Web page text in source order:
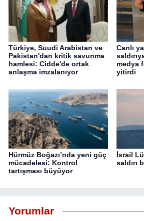
Türkiye, Suudi Arabistan ve
Pakistan'dan kritik savunma
hamlesi: Cidde'de ortak
anlaşma imzalanıyor
Canlı
medya
yitirdi
Hürmüz Boğazı’nda yeni güç
mücadelesi: Kontrol
tartışması büyüyor
İsrail
saldırı
Yorumlar